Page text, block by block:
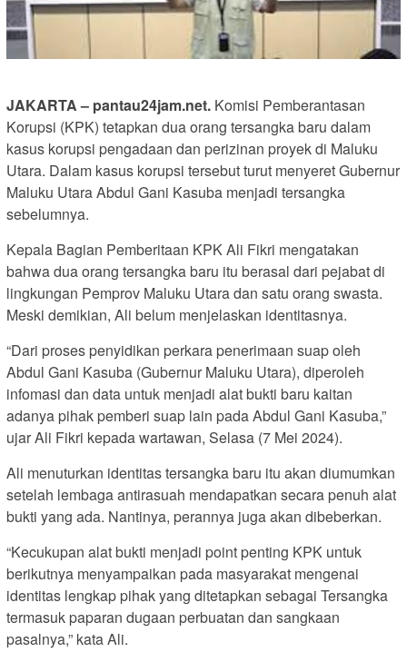
JAKARTA – pantau24jam.net. Komisi Pemberantasan
Korupsi (KPK) tetapkan dua orang tersangka baru dalam
kasus korupsi pengadaan dan perizinan proyek di Maluku
Utara. Dalam kasus korupsi tersebut turut menyeret Gubernur
Maluku Utara Abdul Gani Kasuba menjadi tersangka
sebelumnya.
Kepala Bagian Pemberitaan KPK Ali Fikri mengatakan
bahwa dua orang tersangka baru itu berasal dari pejabat di
lingkungan Pemprov Maluku Utara dan satu orang swasta.
Meski demikian, Ali belum menjelaskan identitasnya.
“Dari proses penyidikan perkara penerimaan suap oleh
Abdul Gani Kasuba (Gubernur Maluku Utara), diperoleh
infomasi dan data untuk menjadi alat bukti baru kaitan
adanya pihak pemberi suap lain pada Abdul Gani Kasuba,”
ujar Ali Fikri kepada wartawan, Selasa (7 Mei 2024).
Ali menuturkan identitas tersangka baru itu akan diumumkan
setelah lembaga antirasuah mendapatkan secara penuh alat
bukti yang ada. Nantinya, perannya juga akan dibeberkan.
“Kecukupan alat bukti menjadi point penting KPK untuk
berikutnya menyampaikan pada masyarakat mengenai
identitas lengkap pihak yang ditetapkan sebagai Tersangka
termasuk paparan dugaan perbuatan dan sangkaan
pasalnya,” kata Ali.